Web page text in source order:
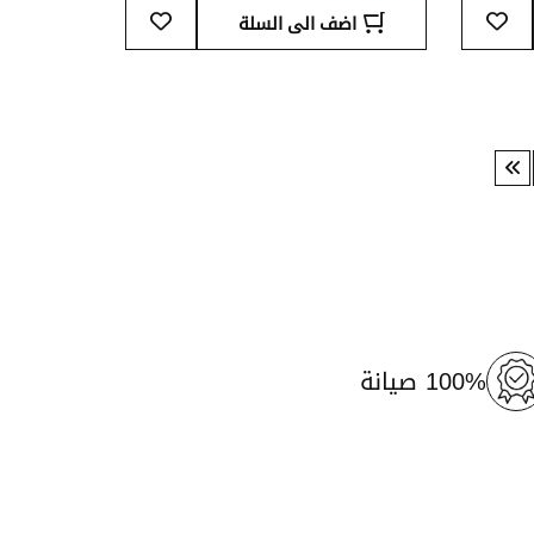
أضف
إلى
قائمة
اضف الى السلة أضف
إلى
قائمة
100% صيانة